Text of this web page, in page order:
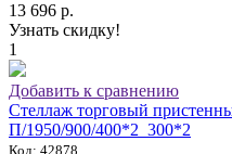
13 696 р.
Узнать скидку!
1
Добавить к сравнению
Стеллаж торговый
П/1950/900/400*2_300*2
Код: 42878